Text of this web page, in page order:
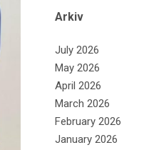
Arkiv
July 2026
May 2026
April 2026
March 2026
February 2026
January 2026